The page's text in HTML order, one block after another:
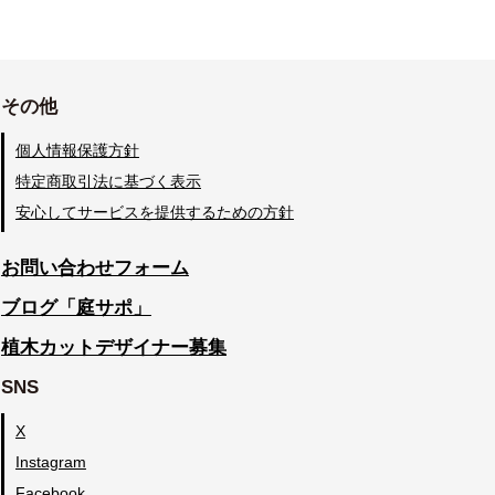
その他
個人情報保護方針
特定商取引法に基づく表示
安心してサービスを提供するための方針
お問い合わせフォーム
ブログ「庭サポ」
植木カットデザイナー募集
SNS
X
Instagram